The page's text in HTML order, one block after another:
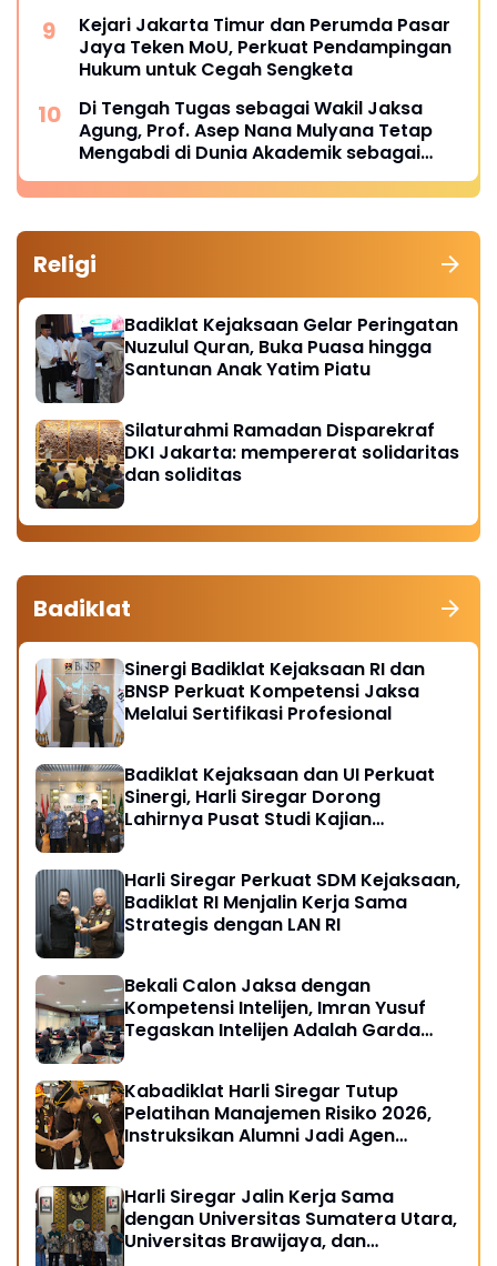
Kejari Jakarta Timur dan Perumda Pasar
Jaya Teken MoU, Perkuat Pendampingan
Hukum untuk Cegah Sengketa
Di Tengah Tugas sebagai Wakil Jaksa
Agung, Prof. Asep Nana Mulyana Tetap
Mengabdi di Dunia Akademik sebagai
Penguji Promosi Doktor Unpad
Religi
Badiklat Kejaksaan Gelar Peringatan
Nuzulul Quran, Buka Puasa hingga
Santunan Anak Yatim Piatu
Silaturahmi Ramadan Disparekraf
DKI Jakarta: mempererat solidaritas
dan soliditas
Badiklat
Sinergi Badiklat Kejaksaan RI dan
BNSP Perkuat Kompetensi Jaksa
Melalui Sertifikasi Profesional
Badiklat Kejaksaan dan UI Perkuat
Sinergi, Harli Siregar Dorong
Lahirnya Pusat Studi Kajian
Harli Siregar Perkuat SDM Kejaksaan,
Badiklat RI Menjalin Kerja Sama
Strategis dengan LAN RI
Bekali Calon Jaksa dengan
Kompetensi Intelijen, Imran Yusuf
Tegaskan Intelijen Adalah Garda
Kabadiklat Harli Siregar Tutup
Pelatihan Manajemen Risiko 2026,
Instruksikan Alumni Jadi Agen
Harli Siregar Jalin Kerja Sama
dengan Universitas Sumatera Utara,
Universitas Brawijaya, dan